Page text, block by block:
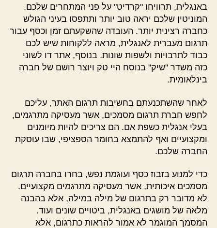
באנגלית, תרוויחו "קרדיט" על פני המתחרים שלכם.
המוניטין שלכם יראה טוב יותר ותתפסו בעיני הגולש
כחברה רצינית יותר. העובדה שהשקעתם זמן וכסף עבור
תרגום מעברית לאנגלית, מראה ללקוחות שיש לכם
כבוד לתרבויות ולשפות שונות. בנוסף, אתר דו לשוני
כזה משדר "שיק" בנוסח היי טק ויוצר רושם של חברה
בינלאומית.
לאחר שהשתכנעתם בחשיבות תרגום האתר, עליכם
לחפש חברת תרגום מסמכים, אשר מעסיקה מתרגמים,
בעלי אנגלית כשפת אם. הם צריכים להיות מיומנים
ומקצועיים ואף להתמצא בחומר הספציפי, שבו עוסקת
החברה שלכם.
כדי למנוע בזבוז כסף ועוגמת נפש, בחרו בחברה תרגום
מסמכים איכותית, אשר מעסיקה מתרגמים מקצועיים.
לא מדובר רק בתרגום של מילה במילה, אלא בהבנה
מלאה של מושגים באנגלית, ביטויים שונים ועוד.
המסמך המוגמר לא אמור להראות כתרגום, אלא